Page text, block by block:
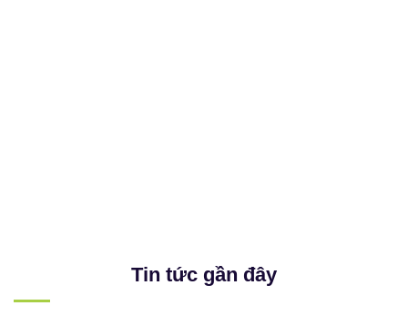
Tin tức gần đây